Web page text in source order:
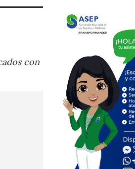
con